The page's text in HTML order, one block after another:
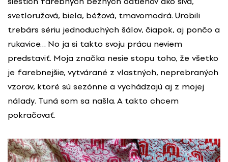
svetloružová, biela, béžová, tmavomodrá. Urobili
trebárs sériu jednoduchých šálov, čiapok, aj pončo a
rukavice… No ja si takto svoju prácu neviem
predstaviť. Moja značka nesie stopu toho, že všetko
je farebnejšie, vytvárané z vlastných, neprebraných
vzorov, ktoré sú sezónne a vychádzajú aj z mojej
nálady. Tuná som sa našla. A takto chcem
pokračovať.